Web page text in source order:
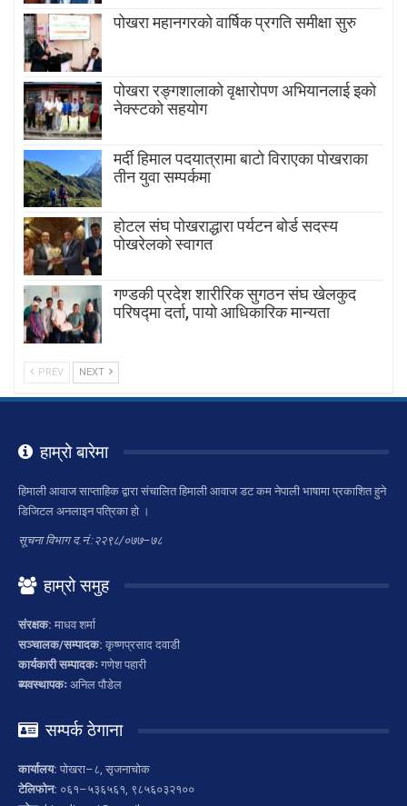
पोखरा महानगरको वार्षिक प्रगति समीक्षा सुरु
पोखरा रङ्गशालाको वृक्षारोपण अभियानलाई इको
नेक्स्टको सहयोग
मर्दी हिमाल पदयात्रामा बाटाे विराएका पाेखराका
तीन युवा सम्पर्कमा
होटल संघ पोखराद्धारा पर्यटन बोर्ड सदस्य
पोखरेलको स्वागत
गण्डकी प्रदेश शारीरिक सुगठन संघ खेलकुद
परिषद्मा दर्ता, पायाे आधिकारिक मान्यता
PREV NEXT
हाम्रो बारेमा
हिमाली आवाज साप्ताहिक द्वारा संचालित हिमाली आवाज डट कम नेपाली भाषामा प्रकाशित हुने
डिजिटल अनलाइन पत्रिका हो ।
सूचना विभाग द.नं.:२२९८/०७७–७८
हाम्रो समुह
संरक्षक: माधव शर्मा
सञ्चालक/सम्पादक: कृष्णप्रसाद दवाडी
कार्यकारी सम्पादकः गणेश पहारी
ब्यवस्थापकः अनिल पौडेल
सम्पर्क ठेगाना
कार्यालय: पोखरा–८, सृजनाचोक
टेलिफोन: ०६१–५३६५६१, ९८५६०३२१००